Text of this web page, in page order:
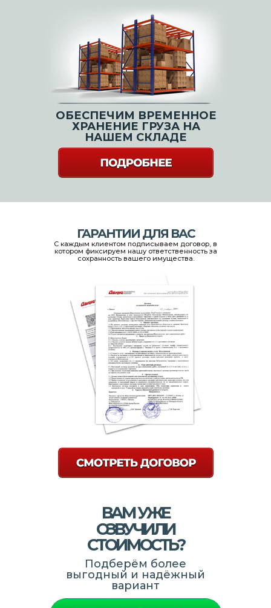
ОБЕСПЕЧИМ ВРЕМЕННОЕ
ХРАНЕНИЕ ГРУЗА НА
НАШЕМ СКЛАДЕ
C каждым клиентом подписываем договор, в
котором фиксируем нашу ответственность за
сохранность вашего имущества.
ГАРАНТИИ ДЛЯ ВАС
Подберём более
выгодный и надёжный
вариант
ВАМ УЖЕ
ОЗВУЧИЛИ
СТОИМОСТЬ?